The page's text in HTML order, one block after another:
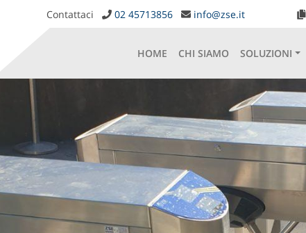
Contattaci 02 45713856 info@zse.it
HOME CHI SIAMO SOLUZIONI